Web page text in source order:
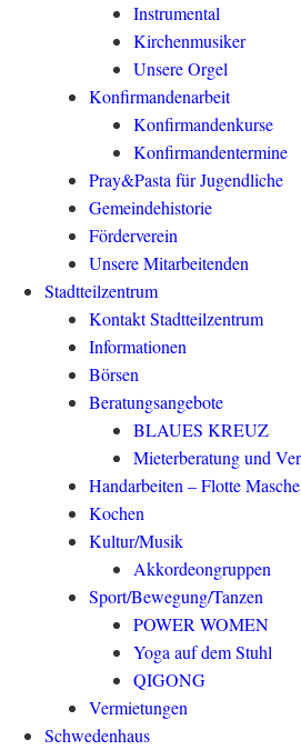
Instrumental
Kirchenmusiker
Unsere Orgel
Konfirmandenarbeit
Konfirmandenkurse
Konfirmandentermine
Pray&Pasta für Jugendliche
Gemeindehistorie
Förderverein
Unsere Mitarbeitenden
Stadtteilzentrum
Kontakt Stadtteilzentrum
Informationen
Börsen
Beratungsangebote
BLAUES KREUZ
Mieterberatung und
Handarbeiten – Flotte Masche
Kochen
Kultur/Musik
Akkordeongruppen
Sport/Bewegung/Tanzen
POWER WOMEN
Yoga auf dem Stuhl
QIGONG
Vermietungen
Schwedenhaus